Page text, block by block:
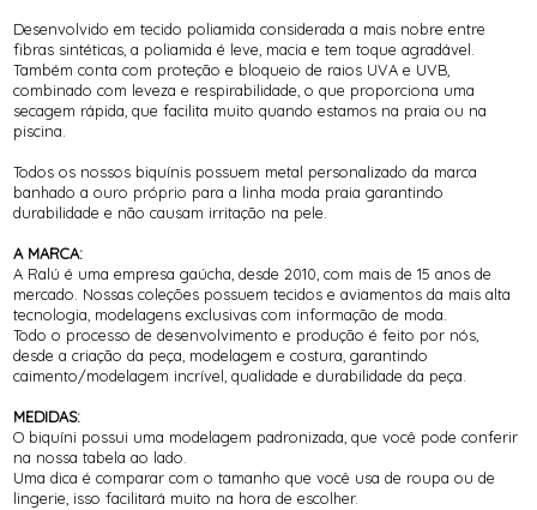
Desenvolvido em tecido poliamida considerada a mais nobre entre
fibras sintéticas, a poliamida é leve, macia e tem toque agradável.
Também conta com proteção e bloqueio de raios UVA e UVB,
combinado com leveza e respirabilidade, o que proporciona uma
secagem rápida, que facilita muito quando estamos na praia ou na
piscina.
Todos os nossos biquínis possuem metal personalizado da marca
banhado a ouro próprio para a linha moda praia garantindo
durabilidade e não causam irritação na pele.
A MARCA:
A Ralú é uma empresa gaúcha, desde 2010, com mais de 15 anos de
mercado. Nossas coleções possuem tecidos e aviamentos da mais alta
tecnologia, modelagens exclusivas com informação de moda.
Todo o processo de desenvolvimento e produção é feito por nós,
desde a criação da peça, modelagem e costura, garantindo
caimento/modelagem incrível, qualidade e durabilidade da peça.
MEDIDAS:
O biquíni possui uma modelagem padronizada, que você pode conferir
na nossa tabela ao lado.
Uma dica é comparar com o tamanho que você usa de roupa ou de
lingerie, isso facilitará muito na hora de escolher.